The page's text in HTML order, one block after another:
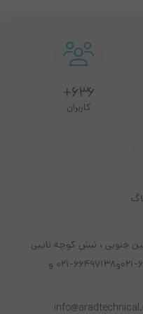
دو ورودی کاغذ که اولی چند منظوره و با ظرفیت 100 برگ و دومی
پرینتری با این مشخصات مناسب
636+
کاربران
جنوبی ، نبش کوچه نایبی
پلاک 338 طبقه 1 واحد1 تلفن 66975538-021و66497138-021 و